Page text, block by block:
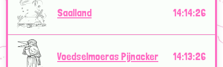
Saalland 14:14:26
Voedselmoeras Pijnacker 14:13:26